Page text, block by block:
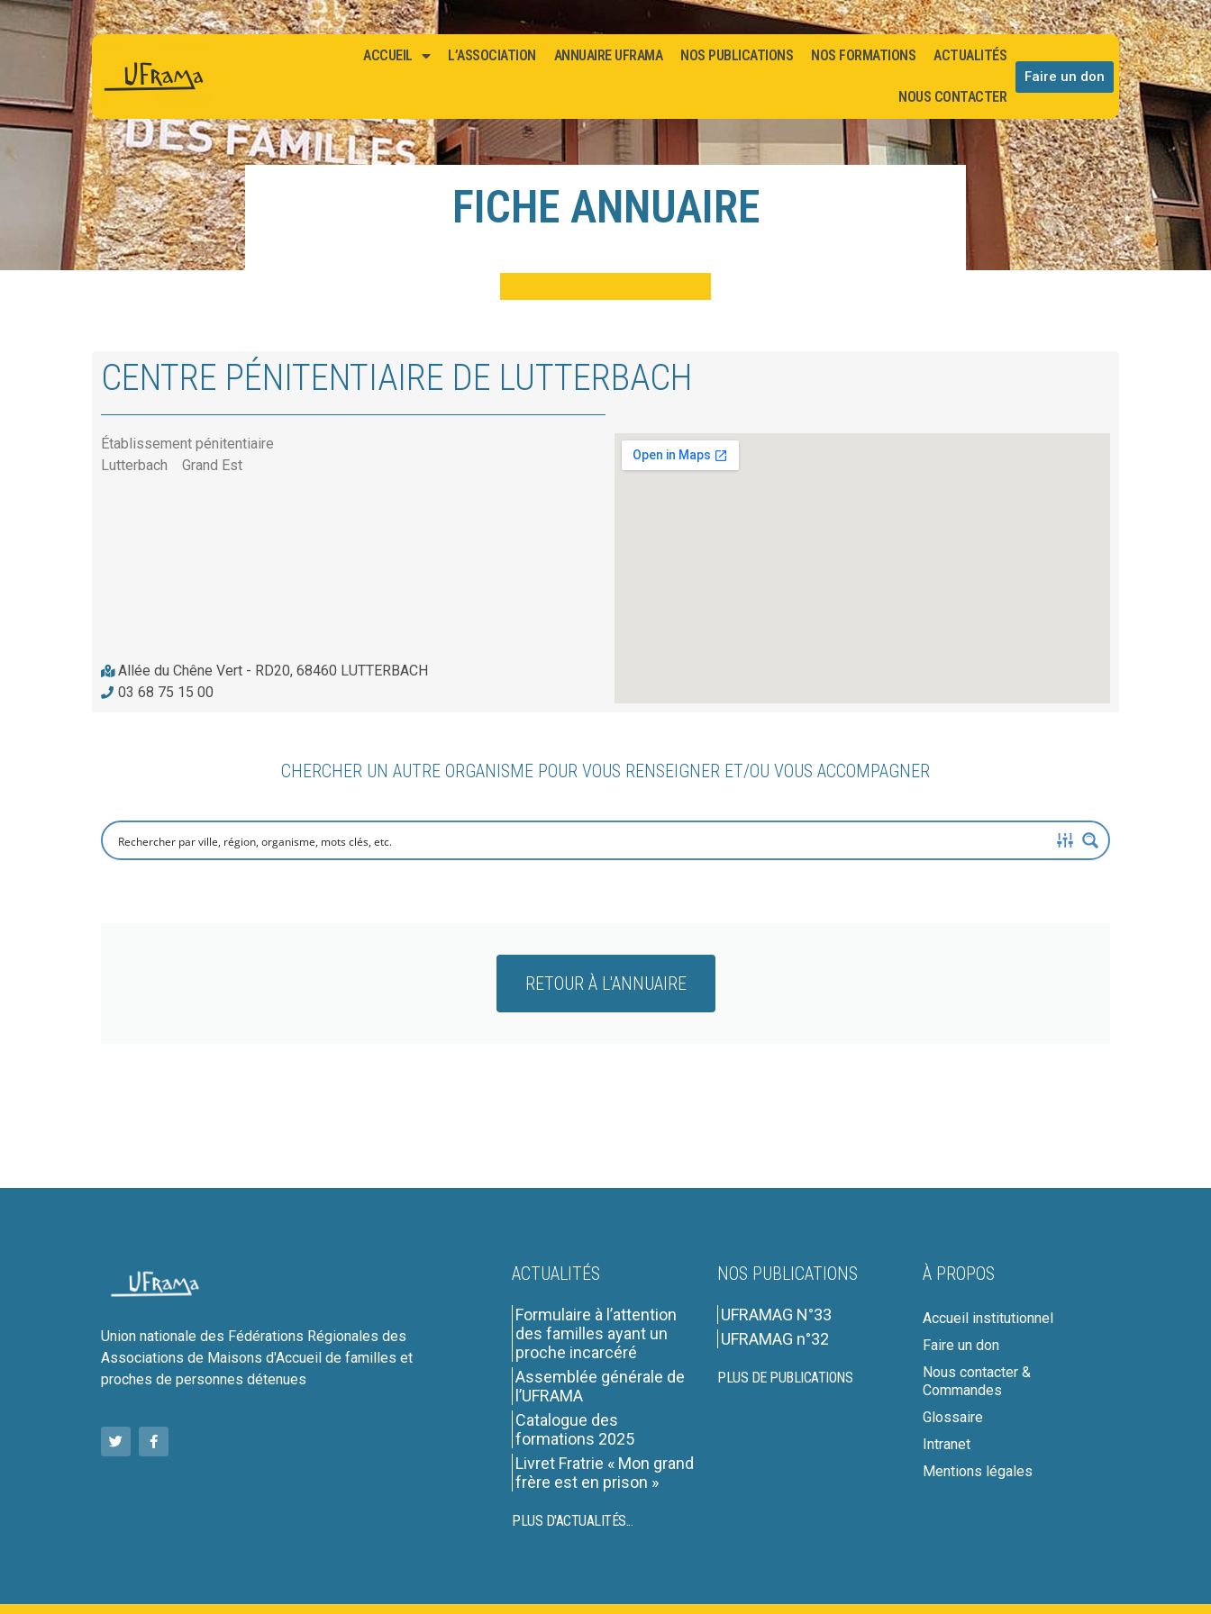
ACCUEIL L’ASSOCIATION ANNUAIRE UFRAMA NOS PUBLICATIONS NOS FORMATIONS ACTUALITÉS
NOUS CONTACTER
Faire un don
FICHE ANNUAIRE
CENTRE PÉNITENTIAIRE DE LUTTERBACH
Établissement pénitentiaire
Lutterbach
Grand Est
Allée du Chêne Vert - RD20, 68460 LUTTERBACH
03 68 75 15 00
CHERCHER UN AUTRE ORGANISME POUR VOUS RENSEIGNER ET/OU VOUS ACCOMPAGNER
RETOUR À L'ANNUAIRE
Union nationale des Fédérations Régionales des
Associations de Maisons d'Accueil de familles et
proches de personnes détenues
ACTUALITÉS
Formulaire à l’attention
des familles ayant un
proche incarcéré
Assemblée générale de
l’UFRAMA
Catalogue des
formations 2025
Livret Fratrie « Mon grand
frère est en prison »
PLUS D'ACTUALITÉS...
NOS PUBLICATIONS
UFRAMAG N°33
UFRAMAG n°32
PLUS DE PUBLICATIONS
À PROPOS
Accueil institutionnel
Faire un don
Nous contacter &
Commandes
Glossaire
Intranet
Mentions légales